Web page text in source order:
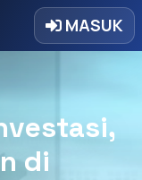
MASUK
di